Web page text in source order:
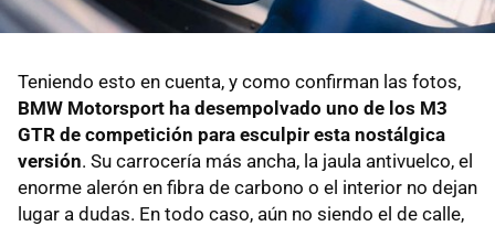
Teniendo esto en cuenta, y como confirman las fotos,
BMW Motorsport ha desempolvado uno de los M3
GTR de competición para esculpir esta nostálgica
versión. Su carrocería más ancha, la jaula antivuelco, el
enorme alerón en fibra de carbono o el interior no dejan
lugar a dudas. En todo caso, aún no siendo el de calle,